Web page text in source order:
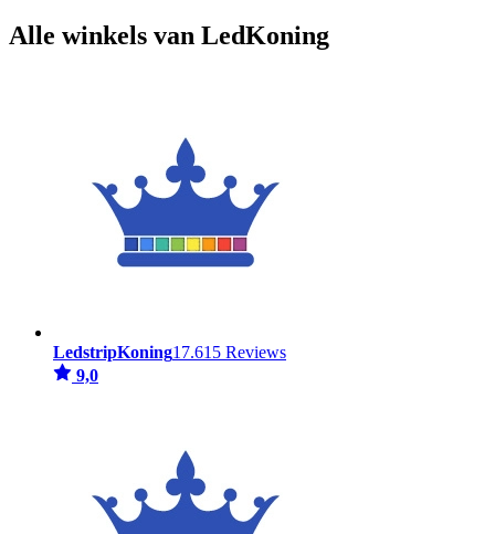
Alle winkels van LedKoning
LedstripKoning17.615 Reviews
9,0